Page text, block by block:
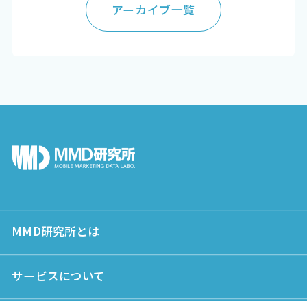
アーカイブ一覧
MMD研究所とは
サービスについて